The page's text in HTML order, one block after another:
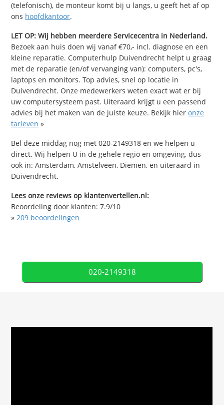
(telefonisch), de monteur komt bij u langs, u geeft het af op
ons hoofdkantoor.
LET OP: Wij hebben meerdere Servicecentra in Nederland.
Bezoek aan huis doen wij vanaf €70,- incl. diagnose en een
kleine reparatie. Computerhulp Duivendrecht helpt u graag
met de reparatie (en/of vervanging van): computers, pc's,
laptops en monitors. Top advies, snel op locatie in
Duivendrecht. Onze medewerkers weten exact wat er bij
uw computersysteem past. Uiteraard krijgt u een passend
advies bij het maken van de juiste keuze. Bekijk hieronze
tarieven »
Bel deze middag nog met 020-2149318 en we helpen u
direct. Wij helpen U in de gehele regio en omgeving, dus
ook in: Amsterdam, Amstelveen, Diemen, en uiteraard in
Duivendrecht.
Lees onze reviews op klantenvertellen.nl:
Beoordeling door klanten:7.9/10
» 209 beoordelingen
020-2149318